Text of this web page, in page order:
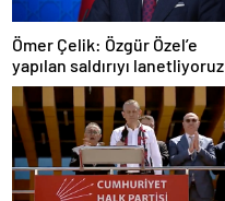
Ömer Çelik: Özgür Özel’e
yapılan saldırıyı lanetliyoruz